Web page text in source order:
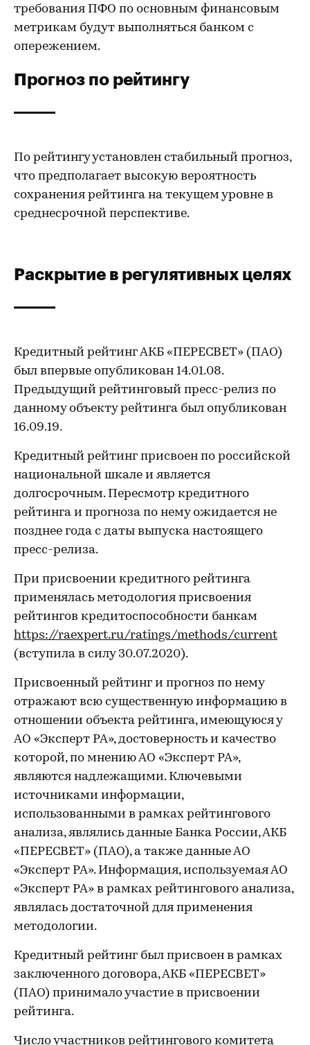
требования ПФО по основным финансовым
метрикам будут выполняться банком с
опережением.
Прогноз по рейтингу
По рейтингу установлен стабильный прогноз,
что предполагает высокую вероятность
сохранения рейтинга на текущем уровне в
среднесрочной перспективе.
Раскрытие в регулятивных целях
Кредитный рейтинг АКБ «ПЕРЕСВЕТ» (ПАО)
был впервые опубликован 14.01.08.
Предыдущий рейтинговый пресс-релиз по
данному объекту рейтинга был опубликован
16.09.19.
Кредитный рейтинг присвоен по российской
национальной шкале и является
долгосрочным. Пересмотр кредитного
рейтинга и прогноза по нему ожидается не
позднее года с даты выпуска настоящего
пресс-релиза.
При присвоении кредитного рейтинга
применялась методология присвоения
рейтингов кредитоспособности банкам
https://raexpert.ru/ratings/methods/current
(вступила в силу 30.07.2020).
Присвоенный рейтинг и прогноз по нему
отражают всю существенную информацию в
отношении объекта рейтинга, имеющуюся у
АО «Эксперт РА», достоверность и качество
которой, по мнению АО «Эксперт РА»,
являются надлежащими. Ключевыми
источниками информации,
использованными в рамках рейтингового
анализа, являлись данные Банка России, АКБ
«ПЕРЕСВЕТ» (ПАО), а также данные АО
«Эксперт РА». Информация, используемая АО
«Эксперт РА» в рамках рейтингового анализа,
являлась достаточной для применения
методологии.
Кредитный рейтинг был присвоен в рамках
заключенного договора, АКБ «ПЕРЕСВЕТ»
(ПАО) принимало участие в присвоении
рейтинга.
Число участников рейтингового комитета